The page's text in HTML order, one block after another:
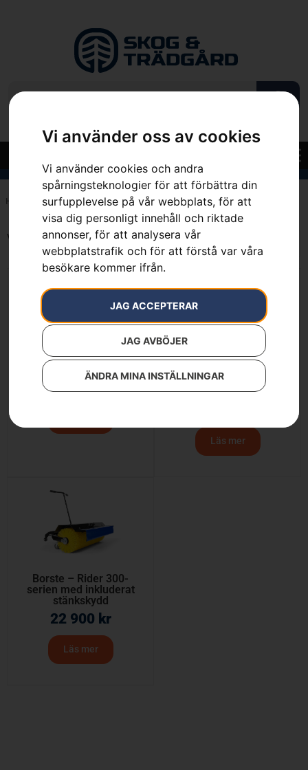
Vi använder oss av cookies
Vi använder cookies och andra
spårningsteknologier för att förbättra din
surfupplevelse på vår webbplats, för att
visa dig personligt innehåll och riktade
annonser, för att analysera vår
webbplatstrafik och för att förstå var våra
besökare kommer ifrån.
JAG ACCEPTERAR
JAG AVBÖJER
ÄNDRA MINA INSTÄLLNINGAR
Hem 105 cm
Visar alla 3 resultat
Borste – RC-modeller
22 900kr
Borste – Rider 200-
serien med inkluderat
stänkskydd
Läs mer
Borste – Rider 300-
serien med inkluderat
stänkskydd
22 900 kr
Läs mer